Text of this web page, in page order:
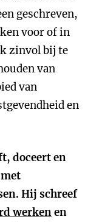
geschreven,
voor of in
zinvol bij te
van
van
en
doceert en
Hij schreef
werkenen